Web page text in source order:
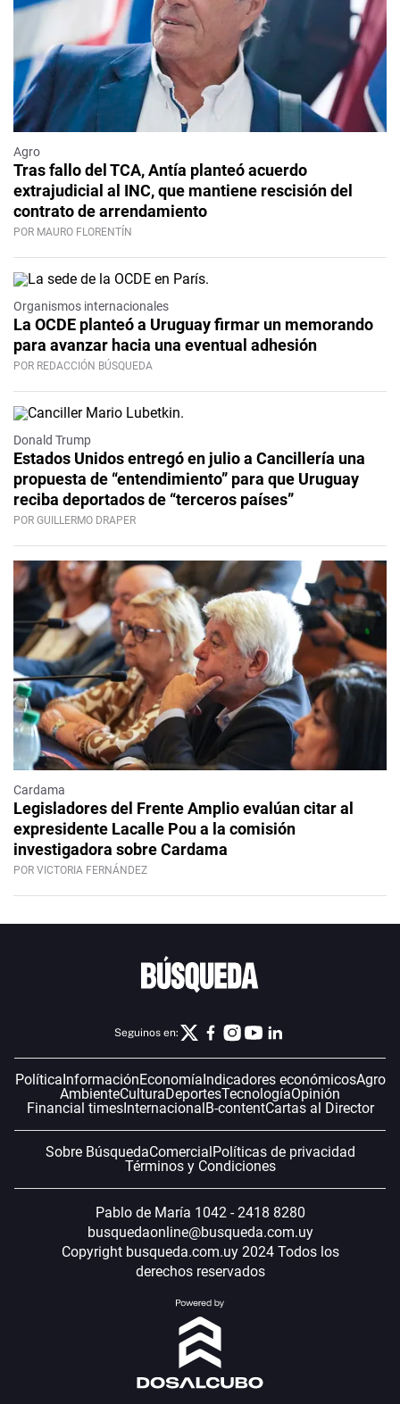
Agro
Tras fallo del TCA, Antía planteó acuerdo
extrajudicial al INC, que mantiene rescisión del
contrato de arrendamiento
POR MAURO FLORENTÍN
Organismos internacionales
La OCDE planteó a Uruguay firmar un memorando
para avanzar hacia una eventual adhesión
POR REDACCIÓN BÚSQUEDA
Donald Trump
Estados Unidos entregó en julio a Cancillería una
propuesta de “entendimiento” para que Uruguay
reciba deportados de “terceros países”
POR GUILLERMO DRAPER
Cardama
Legisladores del Frente Amplio evalúan citar al
expresidente Lacalle Pou a la comisión
investigadora sobre Cardama
POR VICTORIA FERNÁNDEZ
Seguinos en:
PolíticaInformaciónEconomíaIndicadores económicosAgro
AmbienteCulturaDeportesTecnologíaOpinión
Financial timesInternacionalB-contentCartas al Director
Sobre BúsquedaComercialPolíticas de privacidad
Términos y Condiciones
Pablo de María 1042 - 2418 8280
busquedaonline@busqueda.com.uy
Copyright busqueda.com.uy 2024 Todos los
derechos reservados